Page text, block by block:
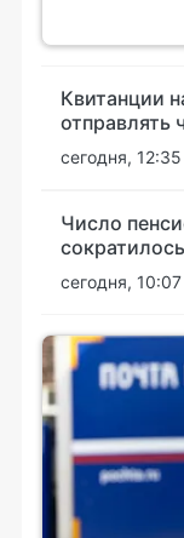
Квитанции
отправлять
сегодня, 12:35
Число
сегодня, 10:07